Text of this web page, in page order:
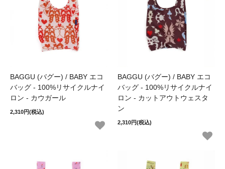
BAGGU (バグー) / BABY エコ
バッグ - 100%リサイクルナイ
ロン - カウガール
2,310円(税込)
BAGGU (バグー) / BABY エコ
バッグ - 100%リサイクルナイ
ロン - カットアウトウェスタ
ン
2,310円(税込)